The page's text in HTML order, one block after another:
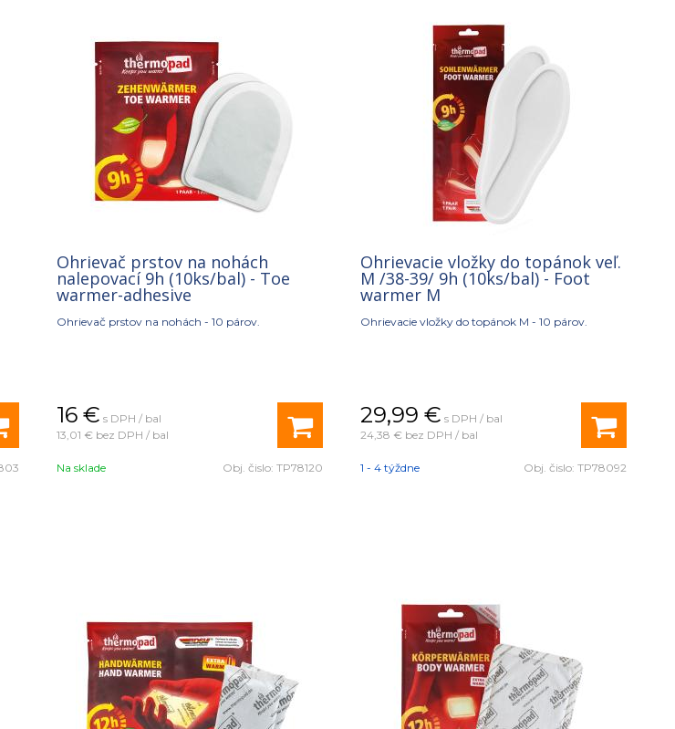
Ohrievač prstov na nohách
nalepovací 9h (10ks/bal) - Toe
warmer-adhesive
Ohrievač prstov na nohách - 10 párov.
16 € s DPH / bal
13,01 € bez DPH / bal
Na sklade Obj. čislo:TP78120
Ohrievacie vložky do topánok veľ.
M /38-39/ 9h (10ks/bal) - Foot
warmer M
Ohrievacie vložky do topánok M - 10 párov.
29,99 € s DPH / bal
24,38 € bez DPH / bal
1 - 4 týždne Obj. čislo: TP78092